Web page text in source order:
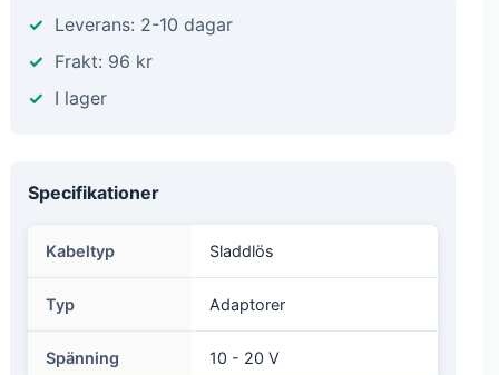
Leverans: 2-10 dagar
Frakt: 96 kr
I lager
Specifikationer
Kabeltyp Sladdlös
Typ Adaptorer
Spänning 10 - 20 V